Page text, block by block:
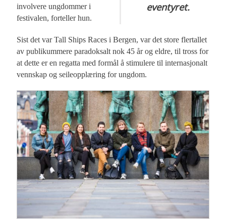
eventyret.
involvere ungdommer i
festivalen, forteller hun.
Sist det var Tall Ships Races i Bergen, var det store flertallet
av publikummere paradoksalt nok 45 år og eldre, til tross for
at dette er en regatta med formål å stimulere til internasjonalt
vennskap og seileopplæring for ungdom.